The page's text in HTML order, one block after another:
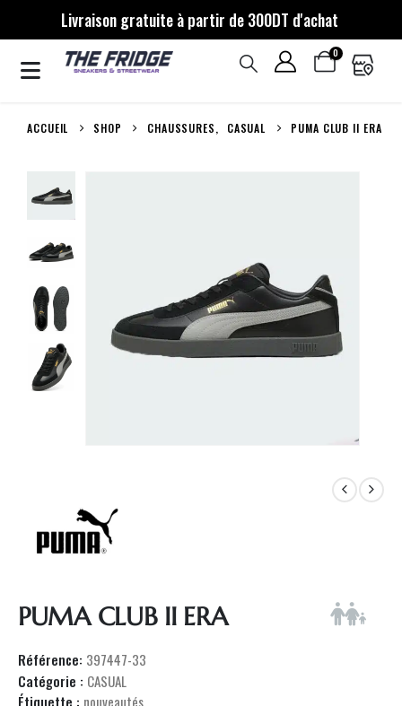
Livraison gratuite à partir de 300DT d'achat
0
ACCUEIL SHOP CHAUSSURES, CASUAL PUMA CLUB II ERA
PUMA CLUB II ERA
Référence: 397447-33
Catégorie : CASUAL
Étiquette : nouveautés